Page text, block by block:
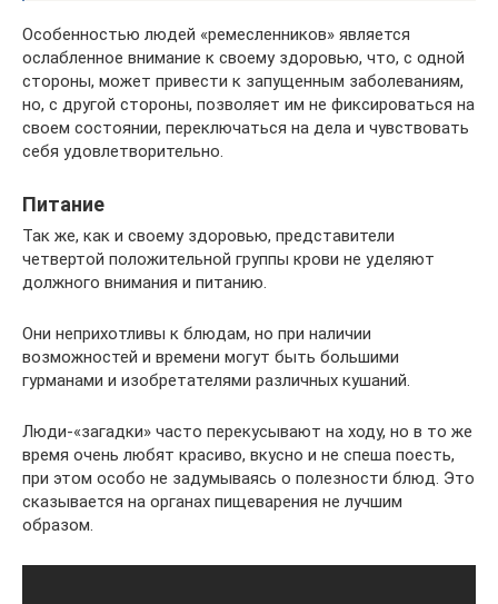
Особенностью людей «ремесленников» является
ослабленное внимание к своему здоровью, что, с одной
стороны, может привести к запущенным заболеваниям,
но, с другой стороны, позволяет им не фиксироваться на
своем состоянии, переключаться на дела и чувствовать
себя удовлетворительно.
Питание
Так же, как и своему здоровью, представители
четвертой положительной группы крови не уделяют
должного внимания и питанию.
Они неприхотливы к блюдам, но при наличии
возможностей и времени могут быть большими
гурманами и изобретателями различных кушаний.
Люди-«загадки» часто перекусывают на ходу, но в то же
время очень любят красиво, вкусно и не спеша поесть,
при этом особо не задумываясь о полезности блюд. Это
сказывается на органах пищеварения не лучшим
образом.